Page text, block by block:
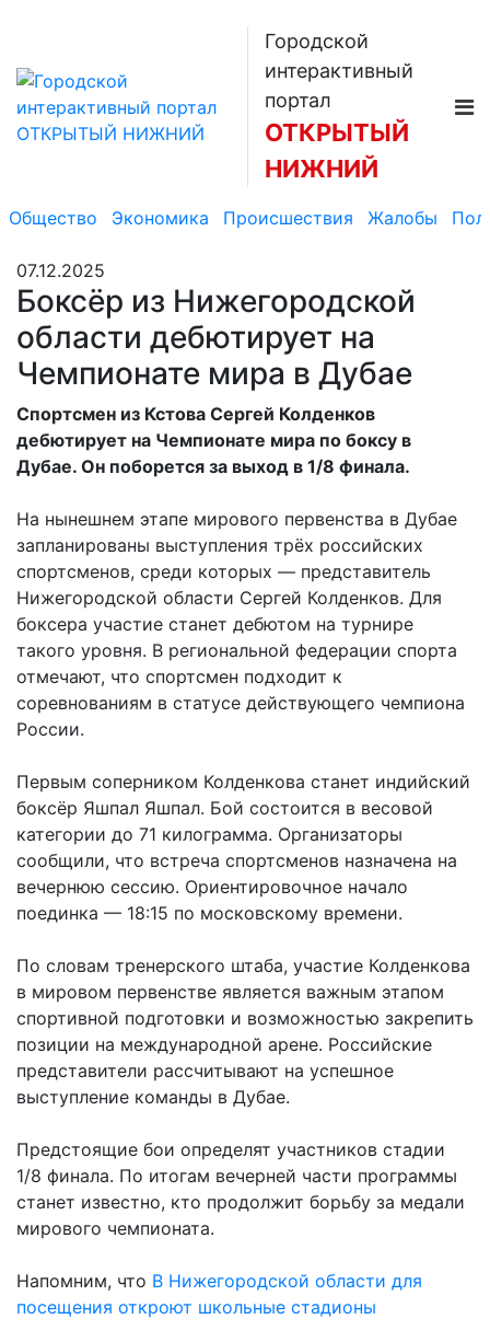
Городской
интерактивный
портал
ОТКРЫТЫЙ
НИЖНИЙ
Общество Экономика Происшествия Жалобы
07.12.2025
Боксёр из Нижегородской
области дебютирует на
Чемпионате мира в Дубае
Спортсмен из Кстова Сергей Колденков
дебютирует на Чемпионате мира по боксу в
Дубае. Он поборется за выход в 1/8 финала.
На нынешнем этапе мирового первенства в Дубае
запланированы выступления трёх российских
спортсменов, среди которых — представитель
Нижегородской области Сергей Колденков. Для
боксера участие станет дебютом на турнире
такого уровня. В региональной федерации спорта
отмечают, что спортсмен подходит к
соревнованиям в статусе действующего чемпиона
России.
Первым соперником Колденкова станет индийский
боксёр Яшпал Яшпал. Бой состоится в весовой
категории до 71 килограмма. Организаторы
сообщили, что встреча спортсменов назначена на
вечернюю сессию. Ориентировочное начало
поединка — 18:15 по московскому времени.
По словам тренерского штаба, участие Колденкова
в мировом первенстве является важным этапом
спортивной подготовки и возможностью закрепить
позиции на международной арене. Российские
представители рассчитывают на успешное
выступление команды в Дубае.
Предстоящие бои определят участников стадии
1/8 финала. По итогам вечерней части программы
станет известно, кто продолжит борьбу за медали
мирового чемпионата.
Напомним, что В Нижегородской области для
посещения откроют школьные стадионы